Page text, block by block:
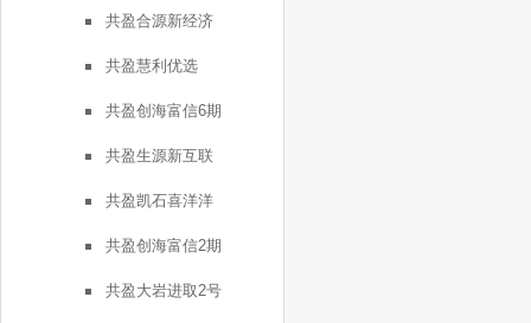
共盈合源新经济
共盈慧利优选
共盈创海富信6期
共盈生源新互联
共盈凯石喜洋洋
共盈创海富信2期
共盈大岩进取2号